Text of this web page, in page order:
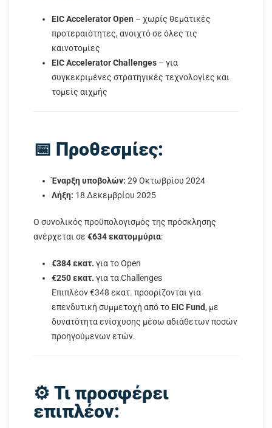
EIC Accelerator Open – χωρίς θεματικές
προτεραιότητες, ανοιχτό σε όλες τις
καινοτομίες
EIC Accelerator Challenges – για
συγκεκριμένες στρατηγικές τεχνολογίες και
τομείς αιχμής
📅 Προθεσμίες:
Έναρξη υποβολών: 29 Οκτωβρίου 2024
Λήξη: 18 Δεκεμβρίου 2025
Ο συνολικός προϋπολογισμός της πρόσκλησης
ανέρχεται σε €634 εκατομμύρια:
€384 εκατ. για το Open
€250 εκατ. για τα Challenges
Επιπλέον €348 εκατ. προορίζονται για
επενδυτική συμμετοχή από το EIC Fund, με
δυνατότητα ενίσχυσης μέσω αδιάθετων ποσών
προηγούμενων ετών.
⚙️ Τι προσφέρει
επιπλέον: